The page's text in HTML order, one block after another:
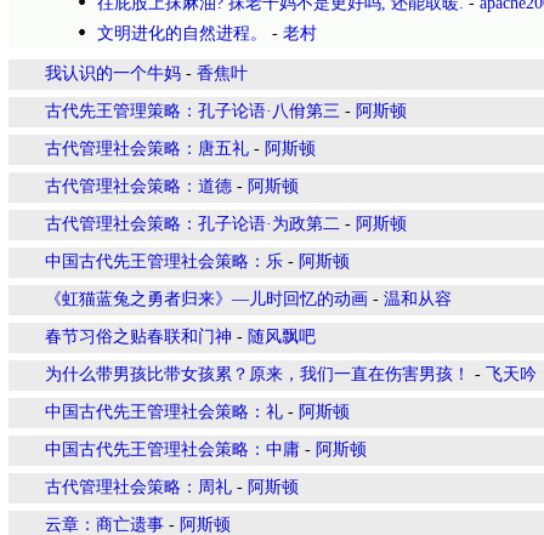
文明进化的自然进程。
- 老村
我认识的一个牛妈 - 香焦叶
古代先王管理策略：孔子论语·八佾第三 - 阿斯顿
古代管理社会策略：唐五礼 - 阿斯顿
古代管理社会策略：道德 - 阿斯顿
古代管理社会策略：孔子论语·为政第二 - 阿斯顿
中国古代先王管理社会策略：乐 - 阿斯顿
《虹猫蓝兔之勇者归来》—儿时回忆的动画 - 温和从容
春节习俗之贴春联和门神 - 随风飘吧
为什么带男孩比带女孩累？原来，我们一直在伤害男孩！ - 飞天吟
中国古代先王管理社会策略：礼 - 阿斯顿
中国古代先王管理社会策略：中庸 - 阿斯顿
古代管理社会策略：周礼 - 阿斯顿
云章：商亡遗事 - 阿斯顿